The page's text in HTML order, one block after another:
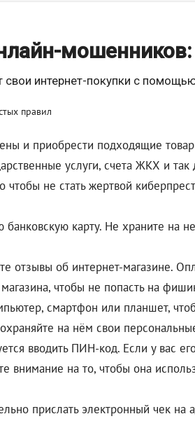
интернет-покупки с
и приобрести подходящие
услуги, счета ЖКХ и так
не стать жертвой
карту. Не храните на
отзывы об интернет-магазине.
чтобы не попасть на
смартфон или планшет,
на нём свои
вводить ПИН-код. Если у вас
внимание на то, чтобы она
прислать электронный чек на